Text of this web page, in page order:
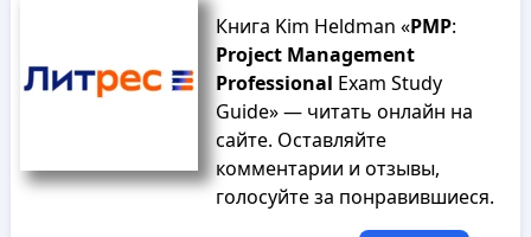
Книга Kim Heldman «PMP:
Project Management
Professional Exam Study
Guide» — читать онлайн на
сайте. Оставляйте
комментарии и отзывы,
голосуйте за понравившиеся.